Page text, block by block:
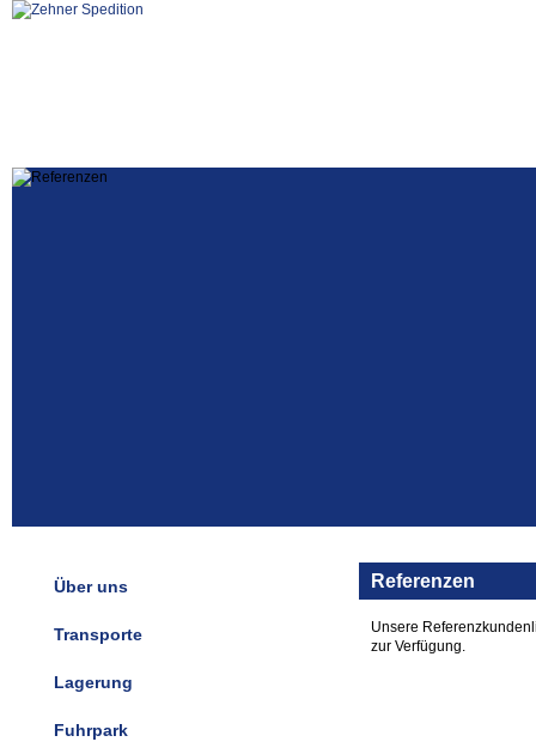
Über uns
Transporte
Lagerung
Fuhrpark
Referenzen
Unsere
zur Verfügung.